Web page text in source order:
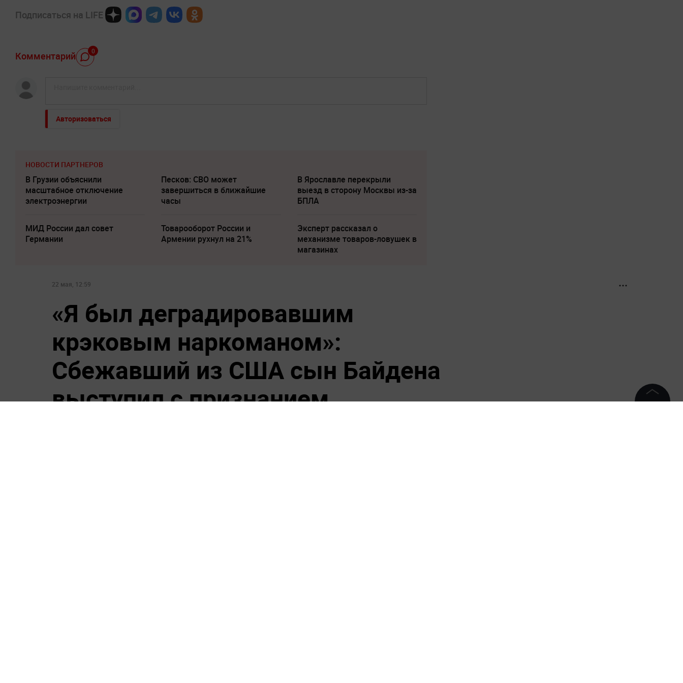
Подписаться на LIFE
Комментарий 0
Авторизоваться
НОВОСТИ ПАРТНЕРОВ
В Грузии объяснили
масштабное отключение
электроэнергии
Песков: СВО может
завершиться в ближайшие
часы
В Ярославле перекрыли
выезд в сторону Москвы из-за
БПЛА
МИД России дал совет
Германии
Товарооборот России и
Армении рухнул на 21%
Эксперт рассказал о
механизме товаров-ловушек в
магазинах
22 мая, 12:59
«Я был деградировавшим
крэковым наркоманом»:
Сбежавший из США сын Байдена
выступил с признанием